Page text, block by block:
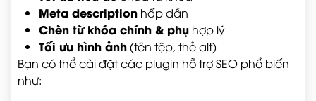
Meta description hấp dẫn
Chèn từ khóa chính & phụ hợp lý
Tối ưu hình ảnh(tên tệp, thẻ alt)
Bạn có thể cài đặt các plugin hỗ trợ SEO phổ biến
như: